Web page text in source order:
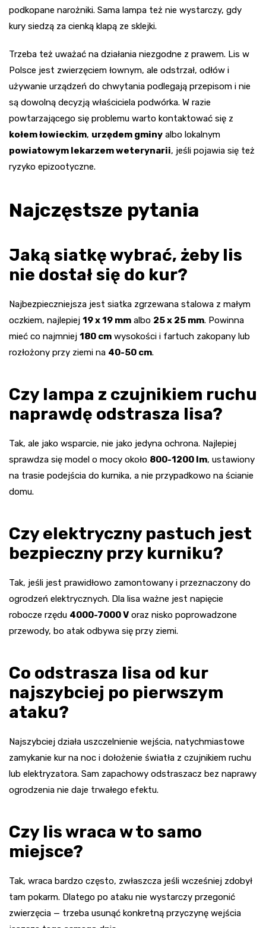
podkopane narożniki. Sama lampa też nie wystarczy, gdy
kury siedzą za cienką klapą ze sklejki.
Trzeba też uważać na działania niezgodne z prawem. Lis w
Polsce jest zwierzęciem łownym, ale odstrzał, odłów i
używanie urządzeń do chwytania podlegają przepisom i nie
są dowolną decyzją właściciela podwórka. W razie
powtarzającego się problemu warto kontaktować się z
kołem łowieckim, urzędem gminy albo lokalnym
powiatowym lekarzem weterynarii, jeśli pojawia się też
ryzyko epizootyczne.
Najczęstsze pytania
Jaką siatkę wybrać, żeby lis
nie dostał się do kur?
Najbezpieczniejsza jest siatka zgrzewana stalowa z małym
oczkiem, najlepiej 19 x 19 mm albo 25 x 25 mm. Powinna
mieć co najmniej 180 cm wysokości i fartuch zakopany lub
rozłożony przy ziemi na 40-50 cm.
Czy lampa z czujnikiem ruchu
naprawdę odstrasza lisa?
Tak, ale jako wsparcie, nie jako jedyna ochrona. Najlepiej
sprawdza się model o mocy około 800-1200 lm, ustawiony
na trasie podejścia do kurnika, a nie przypadkowo na ścianie
domu.
Czy elektryczny pastuch jest
bezpieczny przy kurniku?
Tak, jeśli jest prawidłowo zamontowany i przeznaczony do
ogrodzeń elektrycznych. Dla lisa ważne jest napięcie
robocze rzędu 4000-7000 V oraz nisko poprowadzone
przewody, bo atak odbywa się przy ziemi.
Co odstrasza lisa od kur
najszybciej po pierwszym
ataku?
Najszybciej działa uszczelnienie wejścia, natychmiastowe
zamykanie kur na noc i dołożenie światła z czujnikiem ruchu
lub elektryzatora. Sam zapachowy odstraszacz bez naprawy
ogrodzenia nie daje trwałego efektu.
Czy lis wraca w to samo
miejsce?
Tak, wraca bardzo często, zwłaszcza jeśli wcześniej zdobył
tam pokarm. Dlatego po ataku nie wystarczy przegonić
zwierzęcia — trzeba usunąć konkretną przyczynę wejścia